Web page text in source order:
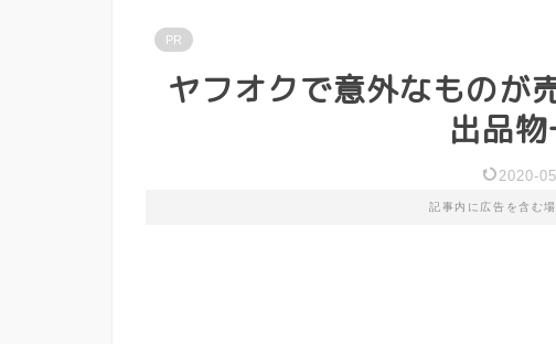
PR
ヤフオクで意外なものが
出品
2020-
記事内に広告を含む